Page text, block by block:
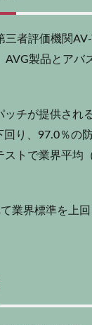
者評価機関
製品とア
チが提供され
り、97.0％の
トで業界平均
業界標準を上